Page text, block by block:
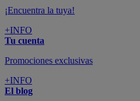
¡Encuentra la tuya!
+INFO
Tu cuenta
Promociones exclusivas
+INFO
El blog